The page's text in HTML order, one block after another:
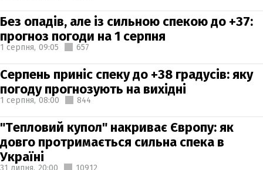
Без опадів, але із сильною спекою до +37:
прогноз погоди на 1 серпня
1 серпня, 09:05 657
Серпень приніс спеку до +38 градусів: яку
погоду прогнозують на вихідні
1 серпня, 08:00 844
"Тепловий купол" накриває Європу: як
довго протримається сильна спека в
Україні
31 липня, 20:00 10912